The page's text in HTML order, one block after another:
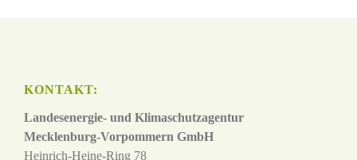
KONTAKT:
Landesenergie- und Klimaschutzagentur
Mecklenburg-Vorpommern GmbH
Heinrich-Heine-Ring 78